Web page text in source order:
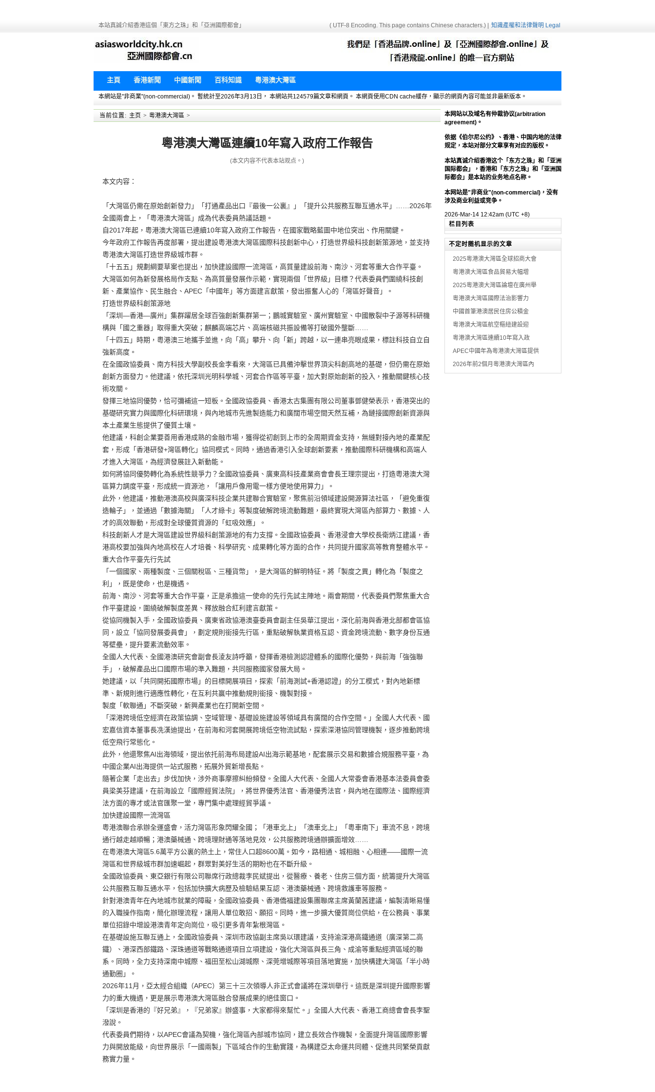
本站真誠介紹香港這個「東方之珠」和「亞洲國際都會」 ( UTF-8 Encoding. This page contains Chinese characters.) | 知識產權和法律聲明 Legal
主頁 香港新聞 中國新聞 百科知識 粵港澳大灣區
本網站是"非商業"(non-commercial)。 暫統計至2026年3月13日， 本網站共124579篇文章和網頁。 本網頁使用CDN cache緩存，顯示的網頁內容可能並非最新版本。
当前位置: 主页 > 粵港澳大灣區 >
粵港澳大灣區連續10年寫入政府工作報告
(本文内容不代表本站观点。)
本文内容：
「大灣區仍需在原始創新發力」「打通產品出口『最後一公裏』」「提升公共服務互聯互通水平」……2026年
全國兩會上，「粵港澳大灣區」成為代表委員熱議話題。
自2017年起，粵港澳大灣區已連續10年寫入政府工作報告，在國家戰略藍圖中地位突出、作用關鍵。
今年政府工作報告再度部署，提出建設粵港澳大灣區國際科技創新中心，打造世界級科技創新策源地，並支持
粵港澳大灣區打造世界級城市群。
「十五五」規劃綱要草案也提出，加快建設國際一流灣區，高質量建設前海、南沙、河套等重大合作平臺。
大灣區如何為新發展格局作支點、為高質量發展作示範，實現兩個「世界級」目標？代表委員們圍繞科技創
新、產業協作、民生融合、APEC「中國年」等方面建言獻策，發出振奮人心的「灣區好聲音」。
打造世界級科創策源地
「深圳—香港—廣州」集群躍居全球百強創新集群第一；鵬城實驗室、廣州實驗室、中國散裂中子源等科研機
構與「國之重器」取得重大突破；麒麟高端芯片、高端核磁共振設備等打破國外壟斷……
「十四五」時期，粵港澳三地攜手並進，向「高」攀升、向「新」跨越，以一連串亮眼成果，標註科技自立自
強新高度。
在全國政協委員、南方科技大學副校長金李看來，大灣區已具備沖擊世界頂尖科創高地的基礎，但仍需在原始
創新方面發力。他建議，依托深圳光明科學城、河套合作區等平臺，加大對原始創新的投入，推動關鍵核心技
術攻關。
發揮三地協同優勢，恰可彌補這一短板。全國政協委員、香港太古集團有限公司董事鄧健榮表示，香港突出的
基礎研究實力與國際化科研環境，與內地城市先進製造能力和廣闊市場空間天然互補，為鏈接國際創新資源與
本土產業生態提供了優質土壤。
他建議，科創企業要善用香港成熟的金融市場，獲得從初創到上市的全周期資金支持，無縫對接內地的產業配
套，形成「香港研發+灣區轉化」協同模式。同時，通過香港引入全球創新要素，推動國際科研機構和高端人
才進入大灣區，為經濟發展註入新動能。
如何將協同優勢轉化為系統性競爭力？全國政協委員、廣東高科技產業商會會長王理宗提出，打造粵港澳大灣
區算力調度平臺，形成統一資源池，「讓用戶像用電一樣方便地使用算力」。
此外，他建議，推動港澳高校與廣深科技企業共建聯合實驗室，聚焦前沿領域建設開源算法社區，「避免重復
造輪子」，並通過「數據海關」「人才綠卡」等製度破解跨境流動難題，最終實現大灣區內部算力、數據、人
才的高效聯動，形成對全球優質資源的「虹吸效應」。
科技創新人才是大灣區建設世界級科創策源地的有力支撐。全國政協委員、香港浸會大學校長衛炳江建議，香
港高校要加強與內地高校在人才培養、科學研究、成果轉化等方面的合作，共同提升國家高等教育整體水平。
重大合作平臺先行先試
「一個國家、兩種製度、三個關稅區、三種貨幣」，是大灣區的鮮明特征。將「製度之異」轉化為「製度之
利」，既是使命，也是機遇。
前海、南沙、河套等重大合作平臺，正是承擔這一使命的先行先試主陣地。兩會期間，代表委員們聚焦重大合
作平臺建設，圍繞破解製度差異、釋放融合紅利建言獻策。
從協同機製入手，全國政協委員、廣東省政協港澳臺委員會副主任吳華江提出，深化前海與香港北部都會區協
同，設立「協同發展委員會」，劃定規則銜接先行區，重點破解執業資格互認、資金跨境流動、數字身份互通
等壁壘，提升要素流動效率。
全國人大代表、全國港澳研究會副會長淩友詩呼籲，發揮香港檢測認證體系的國際化優勢，與前海「強強聯
手」，破解產品出口國際市場的準入難題，共同服務國家發展大局。
她建議，以「共同開拓國際市場」的目標開展項目，探索「前海測試+香港認證」的分工模式，對內地新標
準、新規則進行適應性轉化，在互利共贏中推動規則銜接、機製對接。
製度「軟聯通」不斷突破，新興產業也在打開新空間。
「深港跨境低空經濟在政策協調、空域管理、基礎設施建設等領域具有廣闊的合作空間。」全國人大代表、國
宏嘉信資本董事長冼漢迪提出，在前海和河套開展跨境低空物流試點，探索深港協同管理機製，逐步推動跨境
低空飛行常態化。
此外，他還聚焦AI出海領域，提出依托前海布局建設AI出海示範基地，配套展示交易和數據合規服務平臺，為
中國企業AI出海提供一站式服務，拓展外貿新增長點。
隨著企業「走出去」步伐加快，涉外商事摩擦糾紛頻發。全國人大代表、全國人大常委會香港基本法委員會委
員梁美芬建議，在前海設立「國際經貿法院」，將世界優秀法官、香港優秀法官，與內地在國際法、國際經濟
法方面的專才或法官匯聚一堂，專門集中處理經貿爭議。
加快建設國際一流灣區
粵港澳聯合承辦全運盛會，活力灣區形象閃耀全國；「港車北上」「澳車北上」「粵車南下」車流不息，跨境
通行越走越順暢；港澳藥械通、跨境理財通等落地見效，公共服務跨境通辦擴面增效……
在粵港澳大灣區5.6萬平方公裏的熱土上，常住人口超8600萬。如今，路相通、城相融、心相連——國際一流
灣區和世界級城市群加速崛起，群眾對美好生活的期盼也在不斷升級。
全國政協委員、東亞銀行有限公司聯席行政總裁李民斌提出，從醫療、養老、住房三個方面，統籌提升大灣區
公共服務互聯互通水平，包括加快擴大病歷及檢驗結果互認、港澳藥械通、跨境救護車等服務。
針對港澳青年在內地城市就業的障礙，全國政協委員、香港僑福建設集團聯席主席黃蘭茜建議，編製清晰易懂
的入職操作指南，簡化辦理流程，讓用人單位敢招、願招。同時，進一步擴大優質崗位供給，在公務員、事業
單位招錄中增設港澳青年定向崗位，吸引更多青年紮根灣區。
在基礎設施互聯互通上，全國政協委員、深圳市政協副主席吳以環建議，支持渝深港高鐵通道（廣深第二高
鐵）、港深西部鐵路、深珠通道等戰略通道項目立項建設，強化大灣區與長三角、成渝等重點經濟區域的聯
系。同時，全力支持深南中城際、福田至松山湖城際、深莞增城際等項目落地實施，加快構建大灣區「半小時
通勤圈」。
2026年11月，亞太經合組織（APEC）第三十三次領導人非正式會議將在深圳舉行。這既是深圳提升國際影響
力的重大機遇，更是展示粵港澳大灣區融合發展成果的絕佳窗口。
「深圳是香港的『好兄弟』，『兄弟家』辦盛事，大家都得來幫忙。」全國人大代表、香港工商總會會長李聖
潑說。
代表委員們期待，以APEC會議為契機，強化灣區內部城市協同，建立長效合作機製，全面提升灣區國際影響
力與開放能級，向世界展示「一國兩製」下區域合作的生動實踐，為構建亞太命運共同體、促進共同繁榮貢獻
務實力量。
本网站以及域名有仲裁协议(arbitration
agreement)。
依据《伯尔尼公约》、香港、中国内地的法律
规定，本站对部分文章享有对应的版权。
本站真诚介绍香港这个「东方之珠」和「亚洲
国际都会」，香港和「东方之珠」和「亚洲国
际都会」是本站的业务地点名称。
本网站是"非商业"(non-commercial)，没有
涉及商业利益或竞争。
2026-Mar-14 12:42am (UTC +8)
栏目列表
不定时随机显示的文章
2025粵港澳大灣區全球招商大會
粵港澳大灣區食品貿易大幅增
2025粵港澳大灣區論壇在廣州舉
粵港澳大灣區國際法治影響力
中國首筆港澳居民住房公積金
粵港澳大灣區航空樞紐建設迎
粵港澳大灣區連續10年寫入政
APEC中國年為粵港澳大灣區提供
2026年前2個月粵港澳大灣區內